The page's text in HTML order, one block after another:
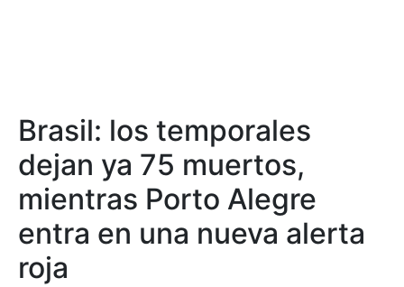
Brasil: los temporales
dejan ya 75 muertos,
mientras Porto Alegre
entra en una nueva alerta
roja